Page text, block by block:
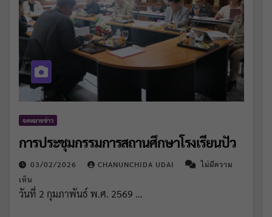
จดหมายข่าว
การประชุมกรรมการสถานศึกษาโรงเรียนปัว
03/02/2026 CHANUNCHIDA UDAI
ไม่มีความ
เห็น
วันที่ 2 กุมภาพันธ์ พ.ศ. 2569 …